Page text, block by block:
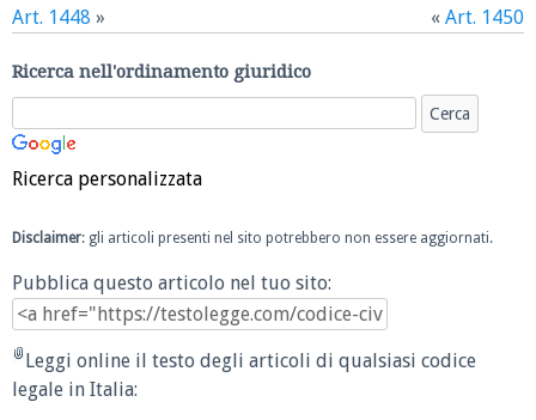
Art. 1448 » « Art. 1450
Ricerca nell'ordinamento giuridico
Ricerca personalizzata
Disclaimer: gli articoli presenti nel sito potrebbero non essere aggiornati.
Pubblica questo articolo nel tuo sito:
Leggi online il testo degli articoli di qualsiasi codice
legale in Italia: